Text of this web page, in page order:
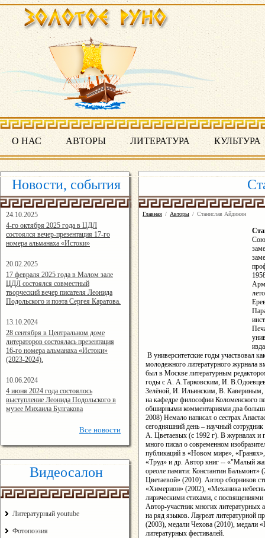
О НАС АВТОРЫ ЛИТЕРАТУРА КУЛЬТУРА
Новости, события
24.10.2025
16:19:07
4-го октября 2025 года в ЦДЛ
состоялся вечер-презентация 17-го
номера альманаха «Истоки»
20.02.2025
14:24:00
17 февраля 2025 года в Малом зале
ЦДЛ состоялся совместный
творческий вечер писателя Леонида
Подольского и поэта Сергея Каратова.
13.10.2024
14:08:11
28 сентября в Центральном доме
литераторов состоялась презентация
16-го номера альманаха «Истоки»
(2023-2024).
10.06.2024
15:02:44
4 июня 2024 года состоялось
выступление Леонида Подольского в
музее Михаила Булгакова
Все новости
Видеосалон
Литературный youtube
Фотопоэзия
Главная / Авторы / Станислав Айдинян
В университетские годы участвовал
молодежного литературного журнала
был в Москве литературным
годы с А. А.Тарковским, И.
Зелёной, И. Ильинским, В.
на кафедре философии Коломенского
обширными комментариями два
2008) Немало написал о сестрах
сегодняшний день – научный
А. Цветаевых (с 1992 г). В журналах и
много писал о современном
публикаций в «Новом мире», «Гранях»,
«Труд» и др. Автор книг -- «"Малый
ореоле памяти: Константин
Цветаевой» (2010). Автор сборников
«Химерион» (2002), «Механика
лирическими стихами, с посвящениями
Автор-участник многих литературных
на ряд языков. Лауреат литературной
(2003), медали Чехова (2010), медали
литературных фестивалей.